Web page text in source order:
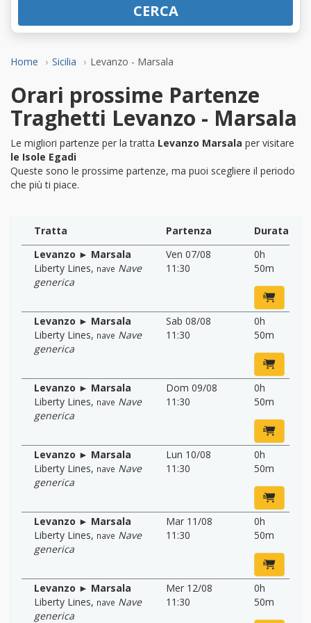
Home Sicilia Levanzo - Marsala
CERCA
Orari prossime Partenze
Traghetti Levanzo - Marsala
Le migliori partenze per la tratta Levanzo Marsala per visitare
le Isole Egadi
Queste sono le prossime partenze, ma puoi scegliere il periodo
che più ti piace.
Tratta Partenza
Durata
Levanzo ► Marsala
Liberty Lines, nave Nave
generica
Ven 07/08
11:30
0h
50m
Levanzo ► Marsala
Liberty Lines, nave Nave
generica
Sab 08/08
11:30
0h
50m
Levanzo ► Marsala
Liberty Lines, nave Nave
generica
Dom 09/08
11:30
0h
50m
Levanzo ► Marsala
Liberty Lines, nave Nave
generica
Lun 10/08
11:30
0h
50m
Levanzo ► Marsala
Liberty Lines, nave Nave
generica
Mar 11/08
11:30
0h
50m
Levanzo ► Marsala
Liberty Lines, nave Nave
generica
Mer 12/08
11:30
0h
50m